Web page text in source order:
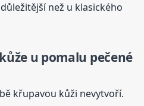
než u klasického
u pomalu pečené
křupavou kůži nevytvoří.